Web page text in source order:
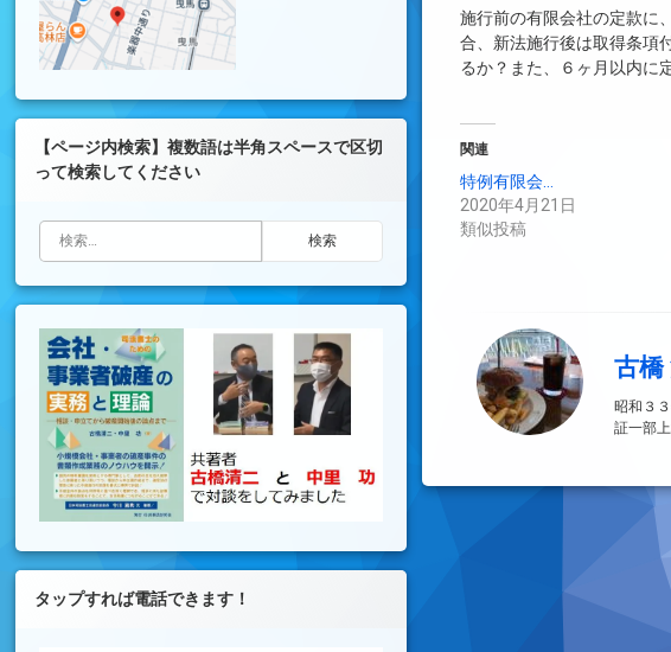
施行前の有限会社の定款に
合、新法施行後は取得条項
るか？また、６ヶ月以内に
関連
特例有限会…
2020年4月21日
類似投稿
古橋
昭和３
証一部
【ページ内検索】複数語は半角スペースで区切
って検索してください
検索:
タップすれば電話できます！